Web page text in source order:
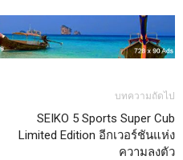
บทความถัดไป
SEIKO 5 Sports Super Cub
Limited Edition อีกเวอร์ชันแห่ง
ความลงตัว